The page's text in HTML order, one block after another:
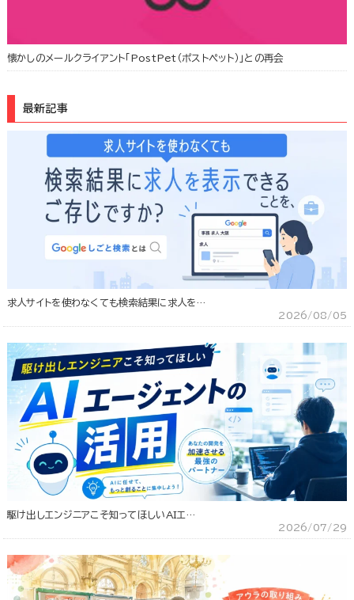
懐かしのメールクライアント「PostPet（ポストペット）」との再会
最新記事
求人サイトを使わなくても検索結果に求人を…
2026/08/05
駆け出しエンジニアこそ知ってほしいAIエ…
2026/07/29